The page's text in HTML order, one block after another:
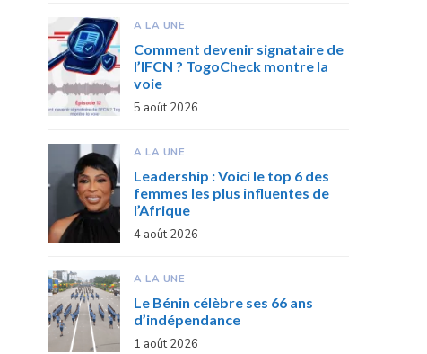
A LA UNE
Comment devenir signataire de
l’IFCN ? TogoCheck montre la
voie
5 août 2026
A LA UNE
Leadership : Voici le top 6 des
femmes les plus influentes de
l’Afrique
4 août 2026
A LA UNE
Le Bénin célèbre ses 66 ans
d’indépendance
1 août 2026